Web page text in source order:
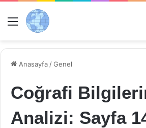
Menü
Anasayfa /Genel
Coğrafi
Analizi: Sayfa